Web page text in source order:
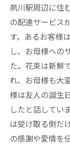
夙川駅周辺に住
の配達サービス
す。あるお客様
し、お母様への
た。花束は新鮮
れ、お母様も大
様は友人の誕生
したと話してい
は受け取る側だ
の感謝や愛情を